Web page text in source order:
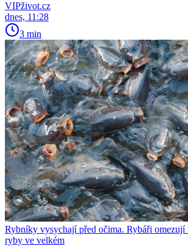
VIPživot.cz
dnes, 11:28
3 min
Rybníky vysychají před očima. Rybáři omezují
ryby ve velkém